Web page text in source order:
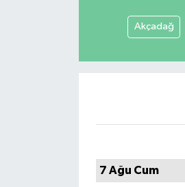
Akçadağ
7 Ağu Cum